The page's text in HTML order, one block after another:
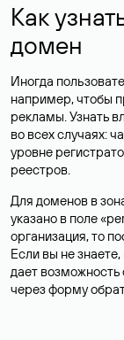
Как
домен
Иногда
например, чтобы
рекламы. Узнать
во всех случаях:
уровне
реестров.
Для доменов в
указано в поле
организация, то
Если вы не
дает
через форму